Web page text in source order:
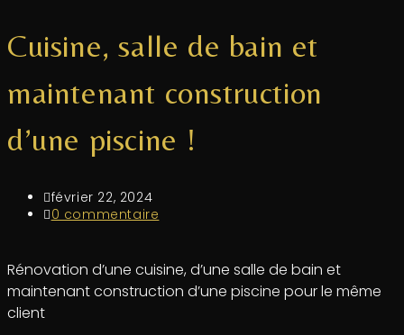
Cuisine, salle de bain et
maintenant construction
d’une piscine !
février 22, 2024
0 commentaire
Rénovation d’une cuisine, d’une salle de bain et
maintenant construction d’une piscine pour le même
client